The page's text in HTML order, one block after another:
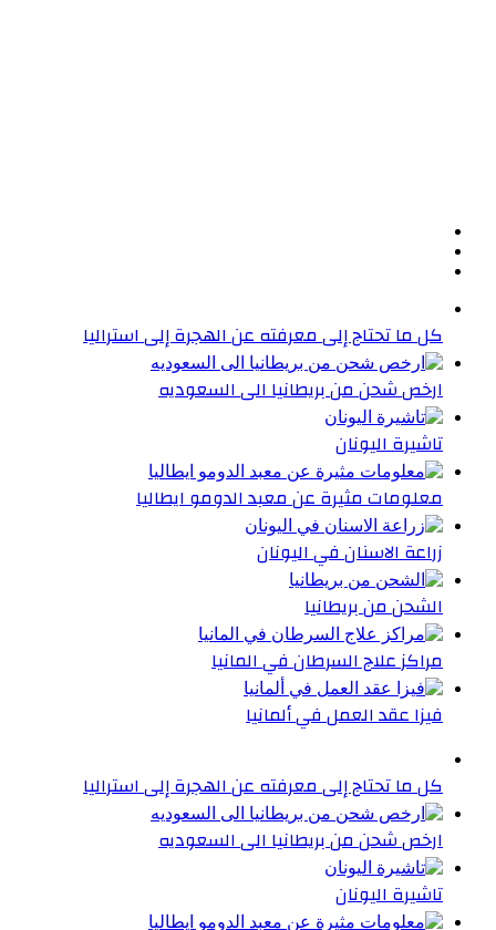
كل ما تحتاج إلى معرفته عن الهجرة إلى استراليا
ارخص شحن من بريطانيا الى السعوديه
تاشيرة اليونان
معلومات مثيرة عن معبد الدومو ايطاليا
زراعة الاسنان في اليونان
الشحن من بريطانيا
مراكز علاج السرطان في المانيا
فيزا عقد العمل في ألمانيا
كل ما تحتاج إلى معرفته عن الهجرة إلى استراليا
ارخص شحن من بريطانيا الى السعوديه
تاشيرة اليونان